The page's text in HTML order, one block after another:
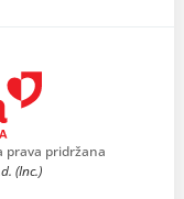
prava pridržana
(Inc.)